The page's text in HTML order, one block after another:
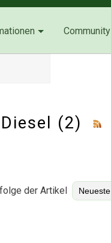
Community
(2)
der Artikel